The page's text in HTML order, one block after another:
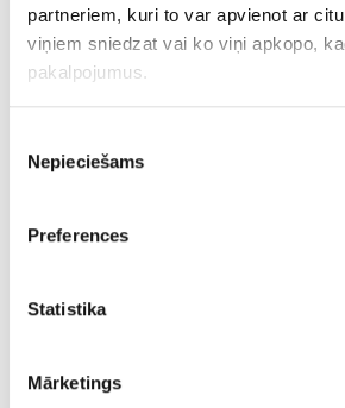
partneriem, kuri to var apvienot ar
viņiem sniedzat vai ko viņi apkopo,
pakalpojumus.
izvēle
Nepieciešams
Preferences
Statistika
Mārketings
Серьги 148/
€ 7.50